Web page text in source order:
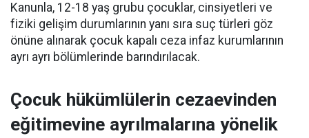
Kanunla, 12-18 yaş grubu çocuklar, cinsiyetleri ve
fiziki gelişim durumlarının yanı sıra suç türleri göz
önüne alınarak çocuk kapalı ceza infaz kurumlarının
ayrı ayrı bölümlerinde barındırılacak.
Çocuk hükümlülerin cezaevinden
eğitimevine ayrılmalarına yönelik